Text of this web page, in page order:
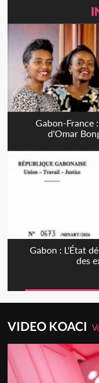
Gabon-France
d'Omar
Gabon : L'État
des
VIDEO KOACI